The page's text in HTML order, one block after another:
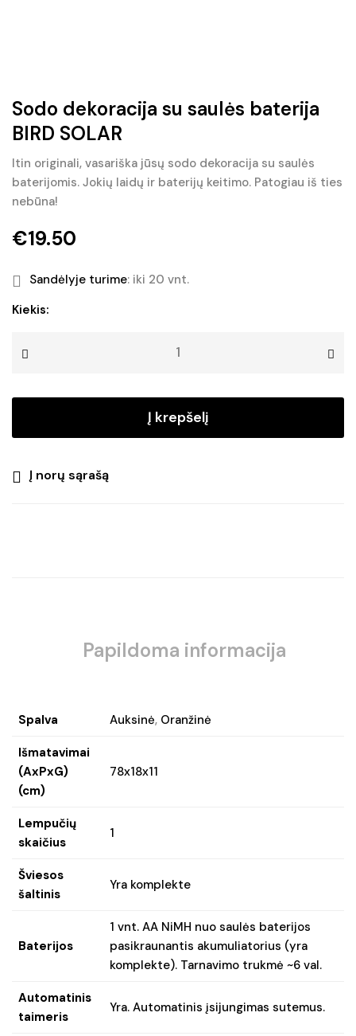
Sodo dekoracija su saulės baterija
BIRD SOLAR
Itin originali, vasariška jūsų sodo dekoracija su saulės
baterijomis. Jokių laidų ir baterijų keitimo. Patogiau iš ties
nebūna!
€19.50
Sandėlyje turime: iki 20 vnt.
produkto
Sodo
BIRD
Kiekis:
Į krepšelį
Į norų sąrašą
Papildoma informacija
Spalva Auksinė, Oranžinė
Išmatavimai
(AxPxG)
(cm)
78x18x11
Lempučių
skaičius
1
Šviesos
šaltinis
Yra komplekte
Baterijos
1 vnt. AA NiMH nuo saulės baterijos
pasikraunantis akumuliatorius (yra
komplekte). Tarnavimo trukmė ~6 val.
Automatinis
taimeris
Yra. Automatinis įsijungimas sutemus.